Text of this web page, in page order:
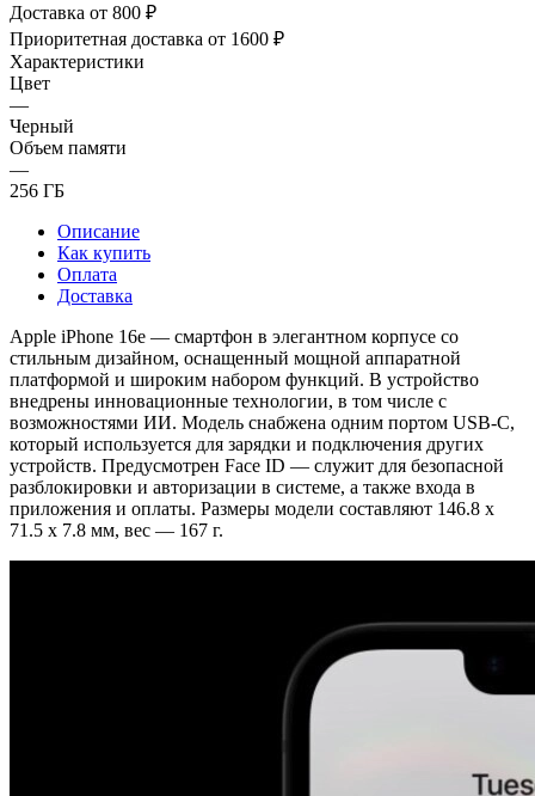
Доставка от 800 ₽
Приоритетная доставка от 1600 ₽
Характеристики
Цвет
—
Черный
Объем памяти
—
256 ГБ
Описание
Как купить
Оплата
Доставка
Apple iPhone 16e — смартфон в элегантном корпусе со
стильным дизайном, оснащенный мощной аппаратной
платформой и широким набором функций. В устройство
внедрены инновационные технологии, в том числе с
возможностями ИИ. Модель снабжена одним портом USB-C,
который используется для зарядки и подключения других
устройств. Предусмотрен Face ID — служит для безопасной
разблокировки и авторизации в системе, а также входа в
приложения и оплаты. Размеры модели составляют 146.8 х
71.5 х 7.8 мм, вес — 167 г.